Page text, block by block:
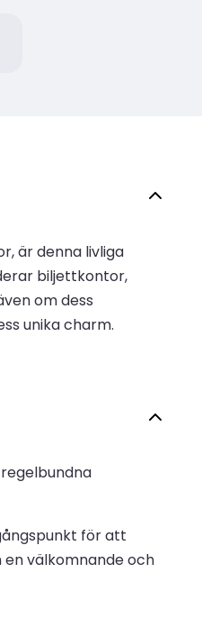
är denna livliga
biljettkontor,
om dess
unika charm.
för att
välkomnande och